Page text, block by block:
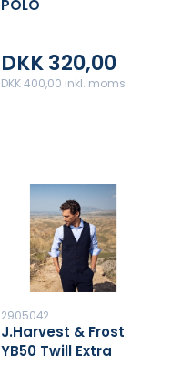
POLO
DKK 320,00
DKK 400,00 inkl. moms
2905042
J.Harvest & Frost
YB50 Twill Extra